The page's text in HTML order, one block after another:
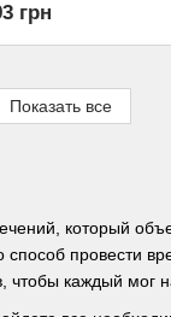
который
провести
каждый мог
грн
Показать все